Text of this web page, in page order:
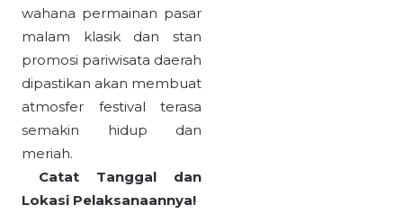
wahana permainan pasar
malam klasik dan stan
promosi pariwisata daerah
dipastikan akan membuat
atmosfer festival terasa
semakin hidup dan
meriah.
Catat Tanggal dan
Lokasi Pelaksanaannya!